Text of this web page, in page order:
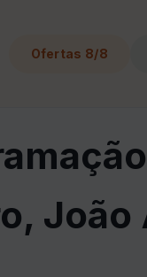
Ofertas 8/8
João